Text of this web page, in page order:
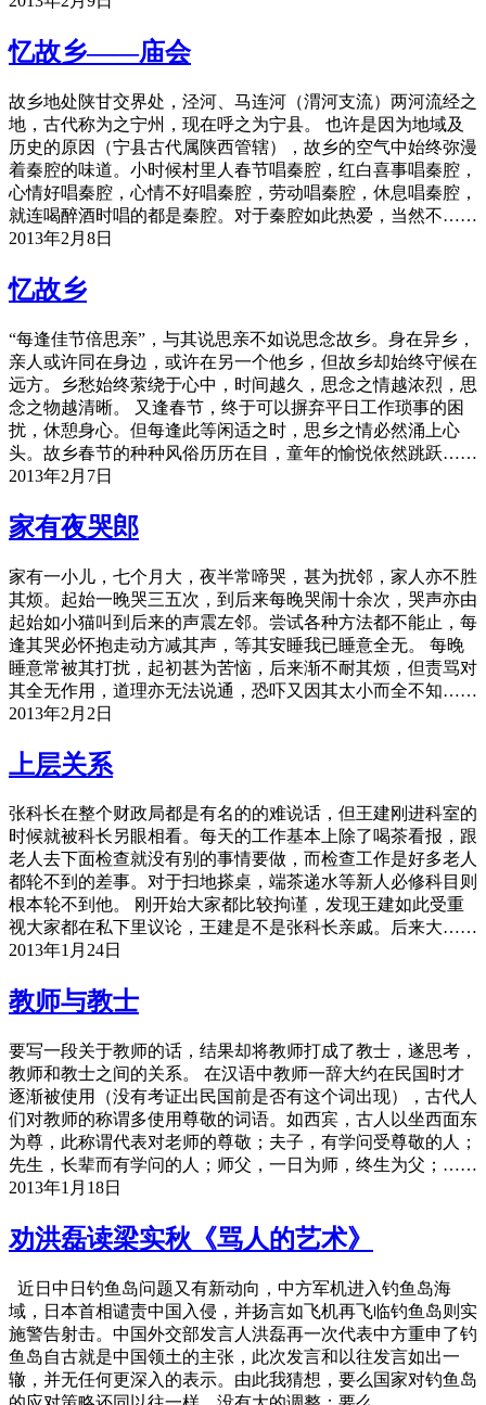
忆故乡——庙会
故乡地处陕甘交界处，泾河、马连河（渭河支流）两河流经之
地，古代称为之宁州，现在呼之为宁县。 也许是因为地域及
历史的原因（宁县古代属陕西管辖），故乡的空气中始终弥漫
着秦腔的味道。小时候村里人春节唱秦腔，红白喜事唱秦腔，
心情好唱秦腔，心情不好唱秦腔，劳动唱秦腔，休息唱秦腔，
就连喝醉酒时唱的都是秦腔。对于秦腔如此热爱，当然不……
2013年2月8日
忆故乡
“每逢佳节倍思亲”，与其说思亲不如说思念故乡。身在异乡，
亲人或许同在身边，或许在另一个他乡，但故乡却始终守候在
远方。乡愁始终萦绕于心中，时间越久，思念之情越浓烈，思
念之物越清晰。 又逢春节，终于可以摒弃平日工作琐事的困
扰，休憩身心。但每逢此等闲适之时，思乡之情必然涌上心
头。故乡春节的种种风俗历历在目，童年的愉悦依然跳跃……
2013年2月7日
家有夜哭郎
家有一小儿，七个月大，夜半常啼哭，甚为扰邻，家人亦不胜
其烦。起始一晚哭三五次，到后来每晚哭闹十余次，哭声亦由
起始如小猫叫到后来的声震左邻。尝试各种方法都不能止，每
逢其哭必怀抱走动方减其声，等其安睡我已睡意全无。 每晚
睡意常被其打扰，起初甚为苦恼，后来渐不耐其烦，但责骂对
其全无作用，道理亦无法说通，恐吓又因其太小而全不知……
2013年2月2日
上层关系
张科长在整个财政局都是有名的的难说话，但王建刚进科室的
时候就被科长另眼相看。每天的工作基本上除了喝茶看报，跟
老人去下面检查就没有别的事情要做，而检查工作是好多老人
都轮不到的差事。对于扫地搽桌，端茶递水等新人必修科目则
根本轮不到他。 刚开始大家都比较拘谨，发现王建如此受重
视大家都在私下里议论，王建是不是张科长亲戚。后来大……
2013年1月24日
教师与教士
要写一段关于教师的话，结果却将教师打成了教士，遂思考，
教师和教士之间的关系。 在汉语中教师一辞大约在民国时才
逐渐被使用（没有考证出民国前是否有这个词出现），古代人
们对教师的称谓多使用尊敬的词语。如西宾，古人以坐西面东
为尊，此称谓代表对老师的尊敬；夫子，有学问受尊敬的人；
先生，长辈而有学问的人；师父，一日为师，终生为父；……
2013年1月18日
劝洪磊读梁实秋《骂人的艺术》
近日中日钓鱼岛问题又有新动向，中方军机进入钓鱼岛海
域，日本首相谴责中国入侵，并扬言如飞机再飞临钓鱼岛则实
施警告射击。中国外交部发言人洪磊再一次代表中方重申了钓
鱼岛自古就是中国领土的主张，此次发言和以往发言如出一
辙，并无任何更深入的表示。由此我猜想，要么国家对钓鱼岛